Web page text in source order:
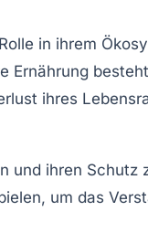
in ihrem
Ernährung
ihres
und ihren
um das